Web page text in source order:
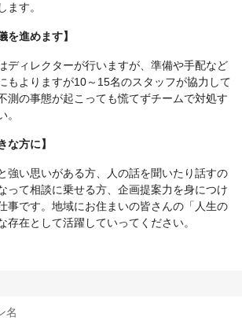
ます。
を進めます】
ディレクターが行いますが、準備や手配など
もよりますが10～15名のスタッフが協力して
測の事態が起こっても慌てずチームで対処す
。
な方に】
強い思いがある方、人の話を聞いたり話すの
って相談に乗せる方、企画提案力を身につけ
事です。地域にお住まいの皆さんの「人生の
存在として活躍していってください。
名